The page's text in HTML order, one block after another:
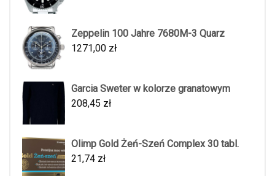
Zeppelin 100 Jahre 7680M-3 Quarz
1271,00 zł
Garcia Sweter w kolorze granatowym
208,45 zł
Olimp Gold Żeń-Szeń Complex 30 tabl.
21,74 zł